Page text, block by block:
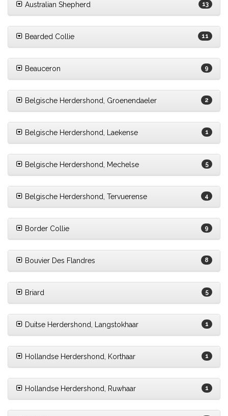
Australian Shepherd 13
Bearded Collie 11
Beauceron 9
Belgische Herdershond, Groenendaeler 2
Belgische Herdershond, Laekense 1
Belgische Herdershond, Mechelse 5
Belgische Herdershond, Tervuerense 4
Border Collie 9
Bouvier Des Flandres 8
Briard 5
Duitse Herdershond, Langstokhaar 1
Hollandse Herdershond, Korthaar 1
Hollandse Herdershond, Ruwhaar 1